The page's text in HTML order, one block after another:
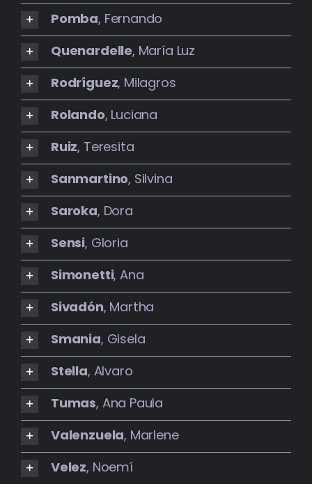
Pomba, Fernando
Quenardelle, María Luz
Rodríguez, Milagros
Rolando, Luciana
Ruiz, Teresita
Sanmartino, Silvina
Saroka, Dora
Sensi, Gloria
Simonetti, Ana
Sivadón, Martha
Smania, Gisela
Stella, Alvaro
Tumas, Ana Paula
Valenzuela, Marlene
Velez, Noemí